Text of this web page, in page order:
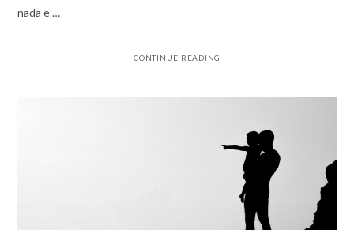
nada e …
CONTINUE READING